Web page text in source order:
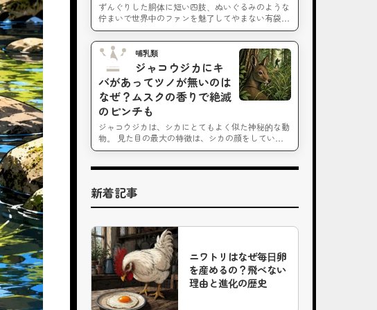
ずんぐりした胴体に短い四肢、ぬいぐるみのような
佇まいで世界中のファンを魅了してやまない有袋…
No.5
哺乳類
ジャコウジカにキ
バがあってツノが無いのは
なぜ？ムスクの香りで絶滅
のピンチも
ジャコウジカは、シカにとてもよく似た神秘的な動
物。 見た目の最大の特徴は、シカの顔をしてい…
新着記事
ニワトリはなぜ毎日卵
を産めるの？飛べない
理由と進化の歴史